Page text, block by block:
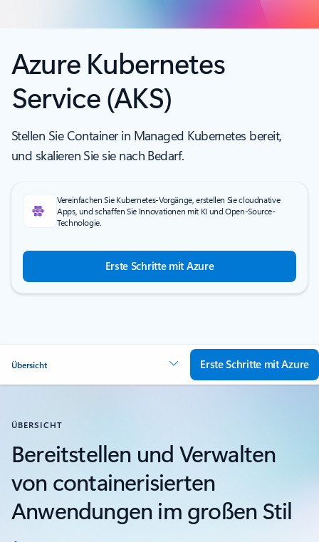
Azure Kubernetes
Service (AKS)
Stellen Sie Container in Managed Kubernetes bereit,
und skalieren Sie sie nach Bedarf.
Vereinfachen Sie Kubernetes-Vorgänge, erstellen Sie cloudnative
Apps, und schaffen Sie Innovationen mit KI und Open-Source-
Technologie.
Erste Schritte mit Azure
Übersicht Erste Schritte mit Azure
ÜBERSICHT
Bereitstellen und Verwalten
von containerisierten
Anwendungen im großen Stil